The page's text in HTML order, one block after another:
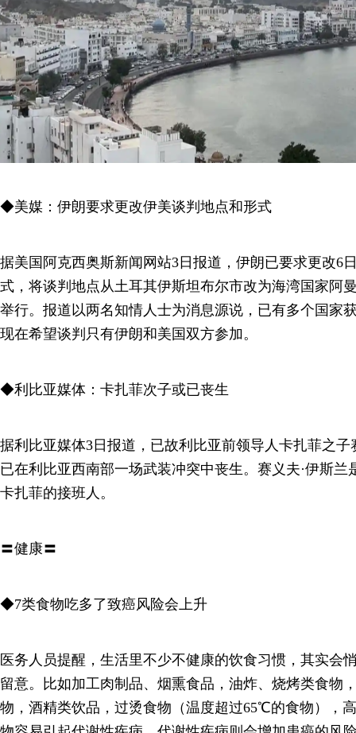
◆美媒：伊朗要求更改伊美谈判地点和形式
据美国阿克西奥斯新闻网站3日报道，伊朗已要求更改6
式，将谈判地点从土耳其伊斯坦布尔市改为海湾国家阿
举行。报道以两名知情人士为消息源说，已有多个国家
现在希望谈判只有伊朗和美国双方参加。
◆利比亚媒体：卡扎菲次子或已丧生
据利比亚媒体3日报道，已故利比亚前领导人卡扎菲之子
已在利比亚西南部一场武装冲突中丧生。赛义夫·伊斯
卡扎菲的接班人。
〓健康〓
◆7类食物吃多了致癌风险会上升
医务人员提醒，生活里不少不健康的饮食习惯，其实会
留意。比如加工肉制品、烟熏食品，油炸、烧烤类食物
物，酒精类饮品，过烫食物（温度超过65℃的食物），